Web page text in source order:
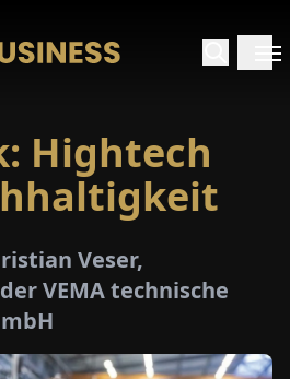
Hightech
Veser,
VEMA technische